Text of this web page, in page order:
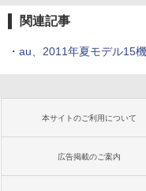
関連記事
・ au、2011年夏モデル15
本サイトのご利用について
広告掲載のご案内